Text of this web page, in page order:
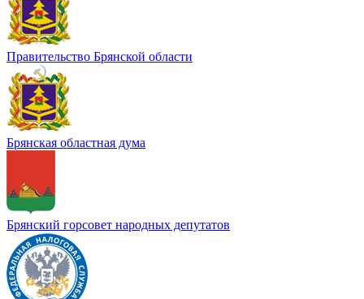
Правительство Брянской области
Брянская областная дума
Брянский горсовет народных депутатов